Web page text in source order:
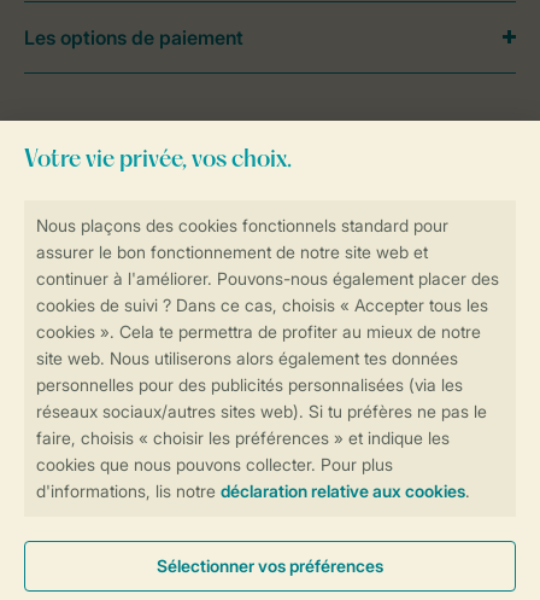
Plus d’infos et préférences
Réservations en ligne rapides et sécurisées
Transmission sécurisée des données
Paiement sécurisé
contactez notreContact Center.
Les options de paiement